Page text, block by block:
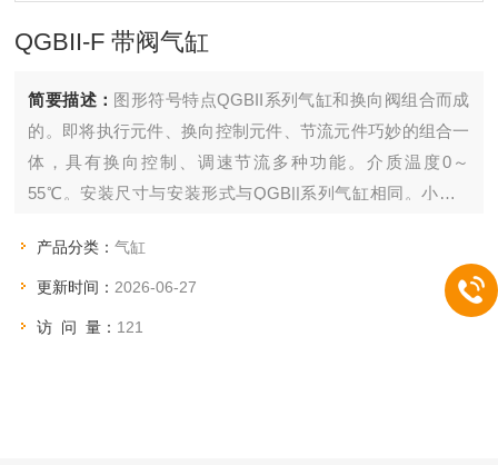
QGBII-F 带阀气缸
简要描述： 图形符号特点QGBII系列气缸和换向阀组合而成
的。即将执行元件、换向控制元件、节流元件巧妙的组合一
体，具有换向控制、调速节流多种功能。介质温度0～
55℃。安装尺寸与安装形式与QGB||系列气缸相同。小于...
相同外形及安装尺寸
产品分类：气缸
更新时间： 2026-06-27
访 问 量： 121